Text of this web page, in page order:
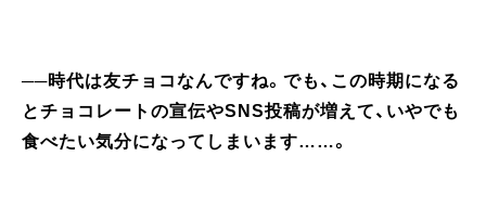
──時代は友チョコなんですね。でも、この時期になる
とチョコレートの宣伝やSNS投稿が増えて、いやでも
食べたい気分になってしまいます……。